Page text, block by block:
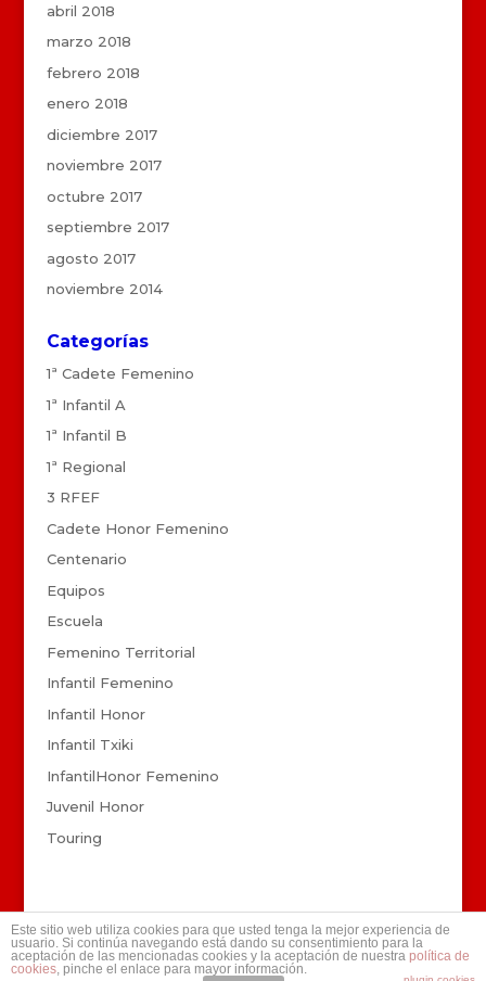
abril 2018
marzo 2018
febrero 2018
enero 2018
diciembre 2017
noviembre 2017
octubre 2017
septiembre 2017
agosto 2017
noviembre 2014
Categorías
1ª Cadete Femenino
1ª Infantil A
1ª Infantil B
1ª Regional
3 RFEF
Cadete Honor Femenino
Centenario
Equipos
Escuela
Femenino Territorial
Infantil Femenino
Infantil Honor
Infantil Txiki
InfantilHonor Femenino
Juvenil Honor
Touring
©2026TOURING, K.E. Desarrollo Xanti Pablo
Este sitio web utiliza cookies para que usted tenga la mejor experiencia de
usuario. Si continúa navegando está dando su consentimiento para la
aceptación de las mencionadas cookies y la aceptación de nuestra política de
cookies, pinche el enlace para mayor información.